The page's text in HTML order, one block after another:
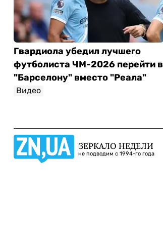
Гвардиола убедил лучшего
футболиста ЧМ-2026 перейти в
"Барселону" вместо "Реала"
Видео
ЗЕРКАЛО НЕДЕЛИ
не подводим с 1994-го года